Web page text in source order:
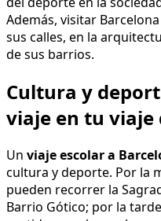
Cultura y
viaje en tu viaje
Unviaje escolar a
cultura y deporte. Por la
pueden recorrer la
partido o explorar el
convierte a Barcelona en
buscan algo más que
y con significado.